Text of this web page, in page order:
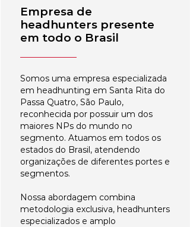
Empresa de
headhunters presente
em todo o Brasil
Somos uma empresa especializada
em headhunting em Santa Rita do
Passa Quatro, São Paulo,
reconhecida por possuir um dos
maiores NPs do mundo no
segmento. Atuamos em todos os
estados do Brasil, atendendo
organizações de diferentes portes e
segmentos.
Nossa abordagem combina
metodologia exclusiva, headhunters
especializados e amplo